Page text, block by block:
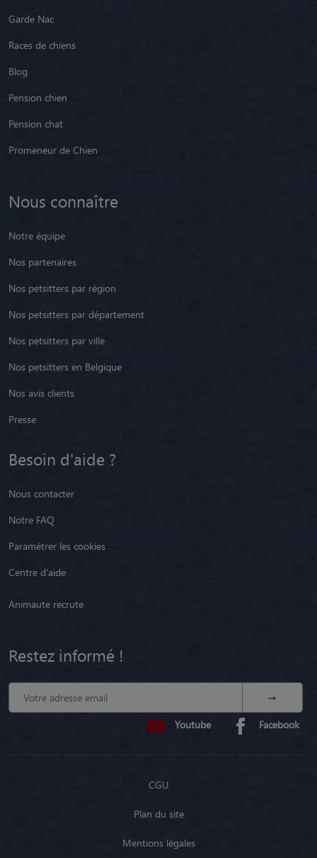
Garde Nac
Races de chiens
Blog
Pension chien
Pension chat
Promeneur de Chien
Nous connaître
Notre équipe
Nos partenaires
Nos petsitters par région
Nos petsitters par département
Nos petsitters par ville
Nos petsitters en Belgique
Nos avis clients
Presse
Besoin d'aide ?
Nous contacter
Notre FAQ
Paramétrer les cookies
Centre d'aide
Animaute recrute
Restez informé !
Youtube Facebook
CGU
Plan du site
Mentions légales